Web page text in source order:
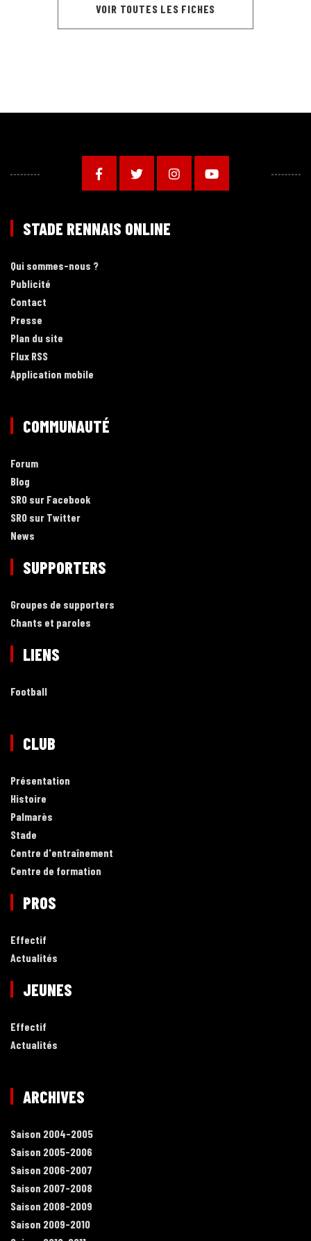
VOIR TOUTES LES FICHES
STADE RENNAIS ONLINE
Qui sommes-nous ?
Publicité
Contact
Presse
Plan du site
Flux RSS
Application mobile
COMMUNAUTÉ
Forum
Blog
SRO sur Facebook
SRO sur Twitter
News
SUPPORTERS
Groupes de supporters
Chants et paroles
LIENS
Football
CLUB
Présentation
Histoire
Palmarès
Stade
Centre d'entraînement
Centre de formation
PROS
Effectif
Actualités
JEUNES
Effectif
Actualités
ARCHIVES
Saison 2004-2005
Saison 2005-2006
Saison 2006-2007
Saison 2007-2008
Saison 2008-2009
Saison 2009-2010